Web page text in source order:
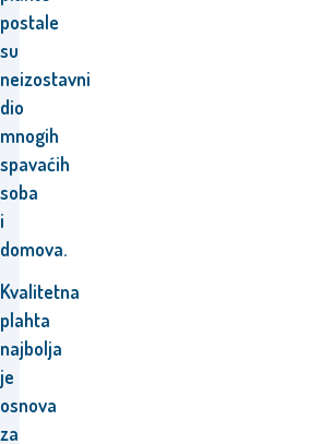
postale
su
neizostavni
dio
mnogih
spavaćih
soba
i
domova.
Kvalitetna
plahta
najbolja
je
osnova
za